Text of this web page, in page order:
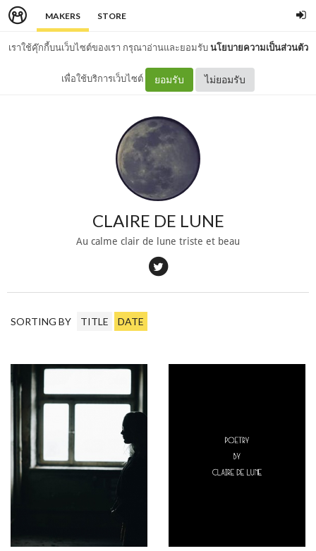
MAKERS STORE
เราใช้คุ๊กกี้บนเว็บไซต์ของเรา กรุณาอ่านและยอมรับนโยบายความเป็นส่วนตัว
เพื่อใช้บริการเว็บไซต์ ยอมรับ ไม่ยอมรับ
CLAIRE DE LUNE
Au calme clair de lune triste et beau
SORTING BY TITLE DATE